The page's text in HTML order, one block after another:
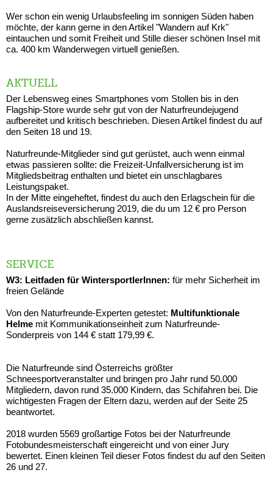
Wer schon ein wenig Urlaubsfeeling im sonnigen Süden haben
möchte, der kann gerne in den Artikel "Wandern auf Krk"
eintauchen und somit Freiheit und Stille dieser schönen Insel mit
ca. 400 km Wanderwegen virtuell genießen.
AKTUELL
Der Lebensweg eines Smartphones vom Stollen bis in den
Flagship-Store wurde sehr gut von der Naturfreundejugend
aufbereitet und kritisch beschrieben. Diesen Artikel findest du auf
den Seiten 18 und 19.
Naturfreunde-Mitglieder sind gut gerüstet, auch wenn einmal
etwas passieren sollte: die Freizeit-Unfallversicherung ist im
Mitgliedsbeitrag enthalten und bietet ein unschlagbares
Leistungspaket.
In der Mitte eingeheftet, findest du auch den Erlagschein für die
Auslandsreiseversicherung 2019, die du um 12 € pro Person
gerne zusätzlich abschließen kannst.
SERVICE
W3: Leitfaden für WintersportlerInnen: für mehr Sicherheit im
freien Gelände
Von den Naturfreunde-Experten getestet: Multifunktionale
Helme mit Kommunikationseinheit zum Naturfreunde-
Sonderpreis von 144 € statt 179,99 €.
Die Naturfreunde sind Österreichs größter
Schneesportveranstalter und bringen pro Jahr rund 50.000
Mitgliedern, davon rund 35.000 Kindern, das Schifahren bei. Die
wichtigesten Fragen der Eltern dazu, werden auf der Seite 25
beantwortet.
2018 wurden 5569 großartige Fotos bei der Naturfreunde
Fotobundesmeisterschaft eingereicht und von einer Jury
bewertet. Einen kleinen Teil dieser Fotos findest du auf den Seiten
26 und 27.